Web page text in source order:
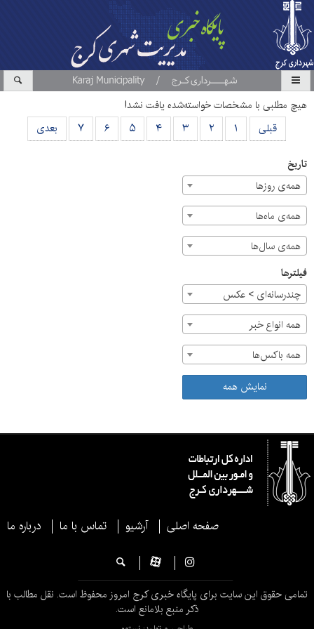
هیچ مطلبی با مشخصات خواسته‌شده یافت نشد!
قبلی
۱ ۲ ۳ ۴ ۵ ۶ ۷ بعدی
تاریخ
همه‌ی روزها
همه‌ی ماه‌ها
همه‌ی سال‌ها
فیلترها
چندرسانه‌ای > عکس
همه انواع خبر
همه باکس‌ها
نمایش همه
صفحه اصلی آرشیو تماس با ما درباره ما
تمامی حقوق این سایت برای پایگاه خبری کرج امروز محفوظ است. نقل مطالب با
ذکر منبع بلامانع است.